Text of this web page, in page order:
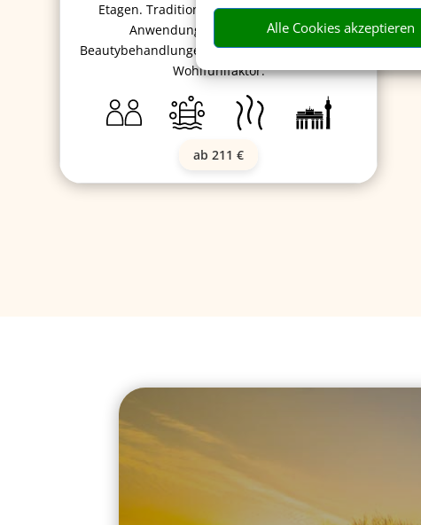
Alle Cookies akzeptieren
Etagen. Traditionelle Kuren, fernöstliche
Anwendungen und klassische
Beautybehandlungen sorgen für den richtigen
Wohlfühlfaktor.
ab 211 €